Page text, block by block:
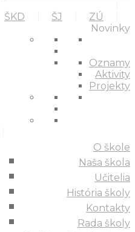
ŠKD ŠJ ZÚ
Novinky
Oznamy
Aktivity
Projekty
O škole
Naša škola
Učitelia
História školy
Kontakty
Rada školy